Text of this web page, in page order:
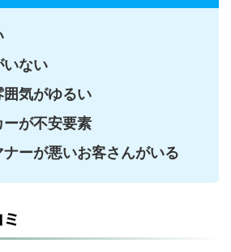
いない
囲気がゆるい
が不安要素
ーが悪いお客さんがいる